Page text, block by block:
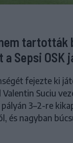
tartották
Sepsi OSK
fejezte ki
Suciu
pályán 3–2-re
és nagyban